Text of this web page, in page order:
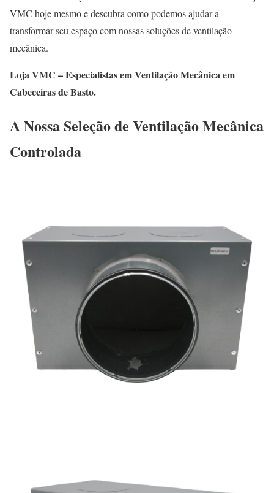
VMC hoje mesmo e descubra como podemos ajudar a
transformar seu espaço com nossas soluções de ventilação
mecânica.
Loja VMC – Especialistas em Ventilação Mecânica em
Cabeceiras de Basto.
A Nossa Seleção de Ventilação Mecânica
Controlada